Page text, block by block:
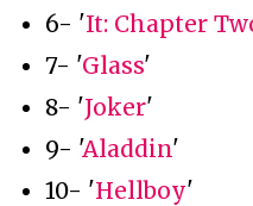
6- 'It: Chapter
7- 'Glass'
8- 'Joker'
9- 'Aladdin'
10- 'Hellboy'